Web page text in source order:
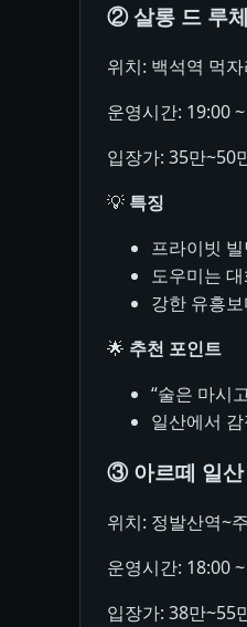
② 살롱 드 루
위치: 백석역 먹
운영시간: 19:00
입장가: 35만~50
💡 특징
프라이빗
도우미는
강한 유흥
🌟 추천 포인트
“술은 마시
일산에서
③ 아르떼 일
위치: 정발산역~
운영시간: 18:00
입장가: 38만~55